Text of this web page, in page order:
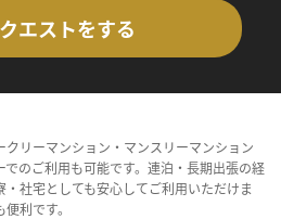
エストをする
リーマンション・マンスリーマンション
のご利用も可能です。連泊・長期出張の経
社宅としても安心してご利用いただけま
利です。